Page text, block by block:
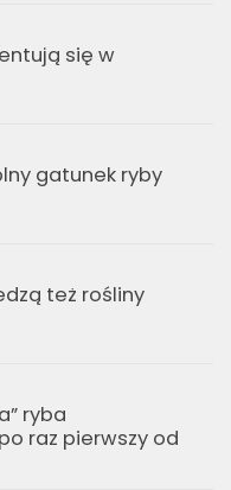
się w
gatunek ryby
też rośliny
ryba
raz pierwszy od